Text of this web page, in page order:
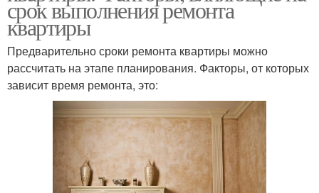
срок выполнения ремонта
квартиры
Предварительно сроки ремонта квартиры можно
рассчитать на этапе планирования. Факторы, от которых
зависит время ремонта, это: